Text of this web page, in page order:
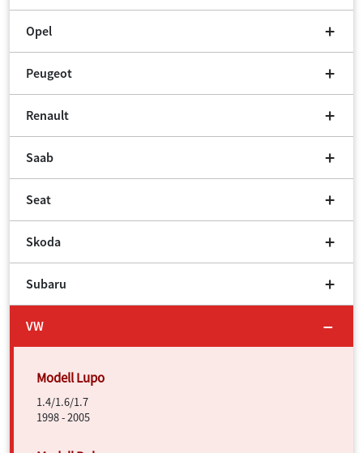
Opel
Peugeot
Renault
Saab
Seat
Skoda
Subaru
VW
1.4/1.6/1.7
1998 - 2005